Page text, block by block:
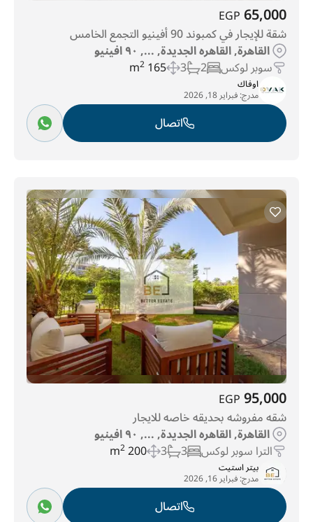
65,000
EGP
شقة للإيجار في كمبوند 90 أفينيو التجمع الخامس
القاهرة, القاهره الجديدة, ..., ٩٠ افينيو
سوبر لوكس 2
3
165 m
2
اوفاك
مدرج:فبراير 18, 2026
اتصال
95,000
EGP
شقه مفروشه بحديقه خاصه للايجار
القاهرة, القاهره الجديدة, ..., ٩٠ افينيو
الترا سوبر لوكس 3
3
200 m
2
بيتر استيت
مدرج:فبراير 16, 2026
اتصال